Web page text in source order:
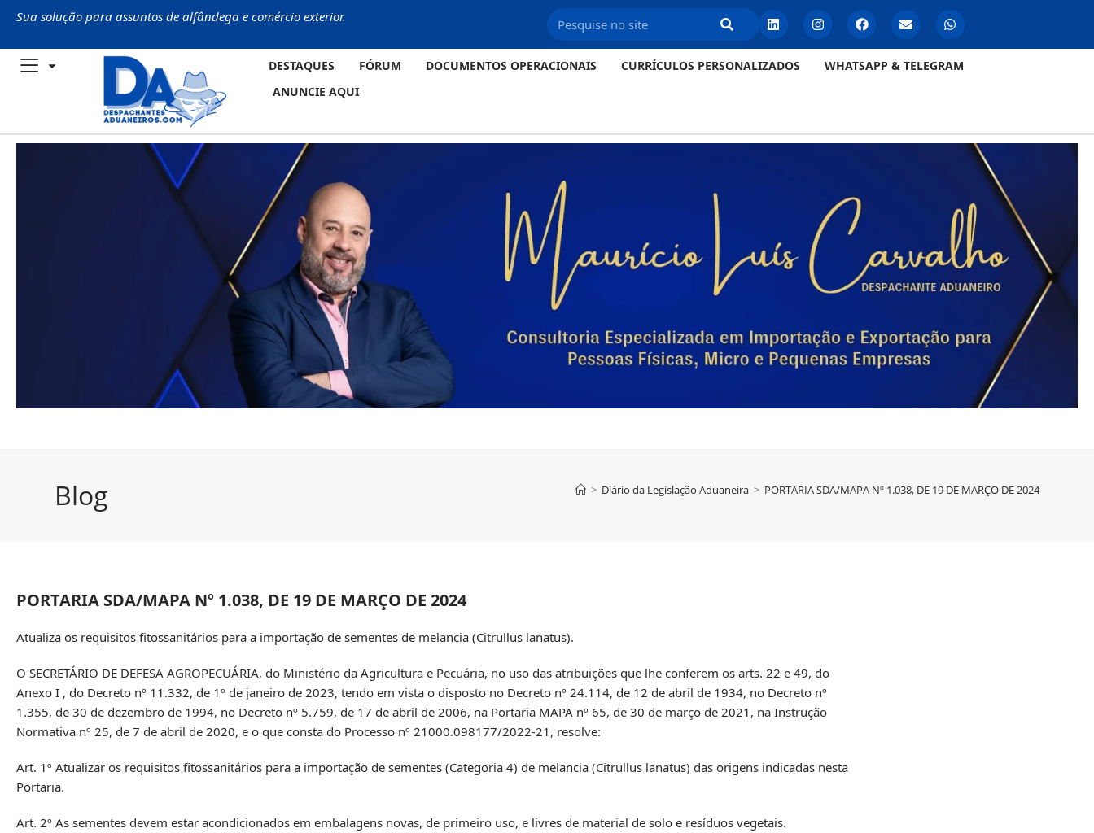
Sua solução para assuntos de alfândega e comércio exterior.
DESTAQUES FÓRUM DOCUMENTOS OPERACIONAIS CURRÍCULOS PERSONALIZADOS
WHATSAPP & TELEGRAM
ANUNCIE AQUI
Blog > Diário da Legislação Aduaneira > PORTARIA SDA/MAPA Nº 1.038, DE 19 DE MARÇO DE 2024
PORTARIA SDA/MAPA Nº 1.038, DE 19 DE MARÇO DE 2024
Atualiza os requisitos fitossanitários para a importação de sementes de melancia (Citrullus lanatus).
O SECRETÁRIO DE DEFESA AGROPECUÁRIA, do Ministério da Agricultura e Pecuária, no uso das atribuições que lhe conferem os arts. 22 e 49, do
Anexo I , do Decreto nº 11.332, de 1º de janeiro de 2023, tendo em vista o disposto no Decreto nº 24.114, de 12 de abril de 1934, no Decreto nº
1.355, de 30 de dezembro de 1994, no Decreto nº 5.759, de 17 de abril de 2006, na Portaria MAPA nº 65, de 30 de março de 2021, na Instrução
Normativa nº 25, de 7 de abril de 2020, e o que consta do Processo nº 21000.098177/2022-21, resolve:
Art. 1º Atualizar os requisitos fitossanitários para a importação de sementes (Categoria 4) de melancia (Citrullus lanatus) das origens indicadas nesta
Portaria.
Art. 2º As sementes devem estar acondicionados em embalagens novas, de primeiro uso, e livres de material de solo e resíduos vegetais.